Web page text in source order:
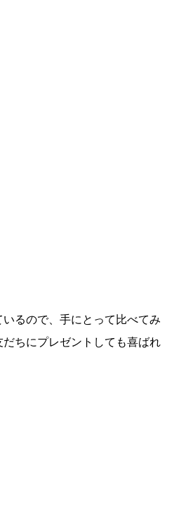
るので、手にとって比べてみ
ちにプレゼントしても喜ばれ